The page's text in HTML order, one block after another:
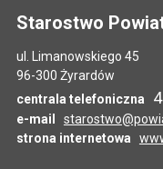
Starostwo
ul. Limanowskiego 45
96-300 Żyrardów
centrala telefoniczna
e-mail
strona internetowa